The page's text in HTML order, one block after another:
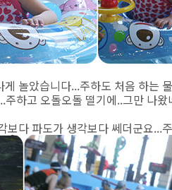
놀았습니다...주하도 처음 하는
하고 오돌오돌 떨기에..그만 나왔
보다 파도가 생각보다 쎄더군요...